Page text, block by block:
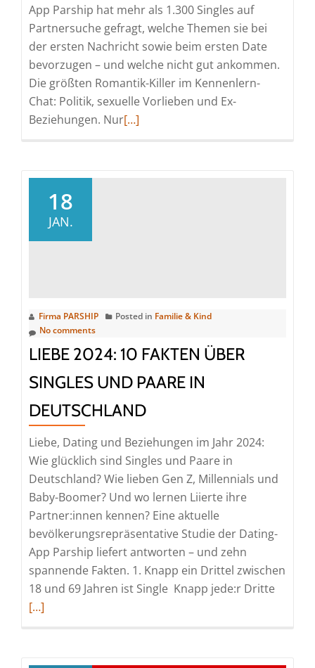
App Parship hat mehr als 1.300 Singles auf
Partnersuche gefragt, welche Themen sie bei
der ersten Nachricht sowie beim ersten Date
bevorzugen – und welche nicht gut ankommen.
Die größten Romantik-Killer im Kennenlern-
Chat: Politik, sexuelle Vorlieben und Ex-
Beziehungen. NurRead
für
Nachrichten
und
Dates
[…]
18
JAN.
Firma PARSHIP Posted in Familie & Kind
No comments
LIEBE 2024: 10 FAKTEN ÜBER
SINGLES UND PAARE IN
DEUTSCHLAND
Liebe, Dating und Beziehungen im Jahr 2024:
Wie glücklich sind Singles und Paare in
Deutschland? Wie lieben Gen Z, Millennials und
Baby-Boomer? Und wo lernen Liierte ihre
Partner:innen kennen? Eine aktuelle
bevölkerungsrepräsentative Studie der Dating-
App Parship liefert antworten – und zehn
spannende Fakten. 1. Knapp ein Drittel zwischen
18 und 69 Jahren ist Single Knapp jede:r DritteRead
[…]